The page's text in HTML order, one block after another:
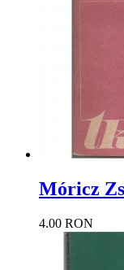
Móricz
4.00 RON